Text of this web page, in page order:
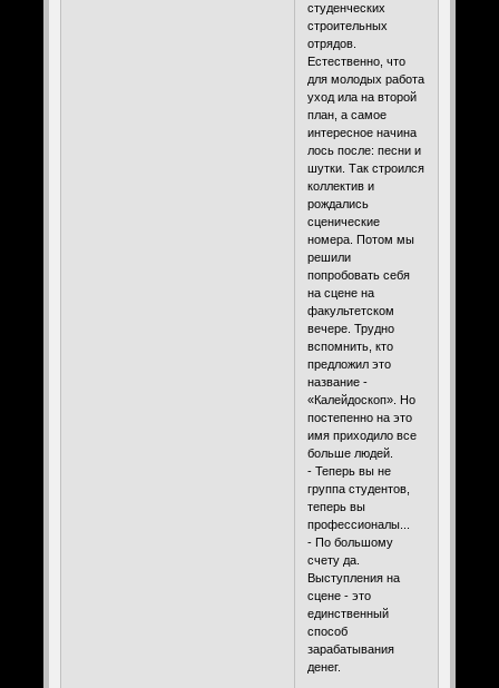
студенческих
строительных
отрядов.
Естественно, что
для молодых работа
уход ила на второй
план, а самое
интересное начина
лось после: песни и
шутки. Так строился
коллектив и
рождались
сценические
номера. Потом мы
решили
попробовать себя
на сцене на
факультетском
вечере. Трудно
вспомнить, кто
предложил это
название -
«Калейдоскоп». Но
постепенно на это
имя приходило все
больше людей.
- Теперь вы не
группа студентов,
теперь вы
профессионалы...
- По большому
счету да.
Выступления на
сцене - это
единственный
способ
зарабатывания
денег.